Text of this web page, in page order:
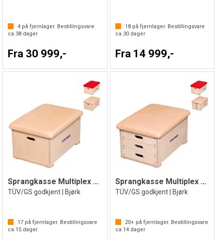
4 på fjernlager. Bestillingsvare
ca.38 dager
Fra 30 999,-
18på fjernlager. Bestillingsvare
ca.30dager
Fra 14 999,-
Sprangkasse Multiplex 1 del
TÜV/GS godkjent | Bjørk
17 på fjernlager. Bestillingsvare
ca.15 dager
Sprangkasse Multiplex 3 delt
TÜV/GS godkjent | Bjørk
20+på fjernlager. Bestillingsvare
ca.14dager